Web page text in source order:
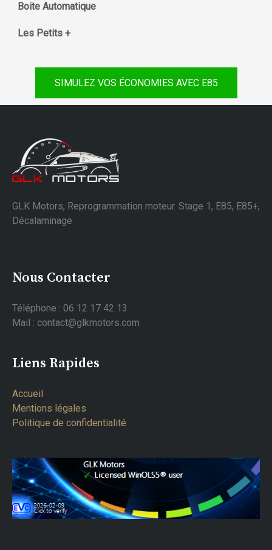
Boite Automatique
Les Petits +
SIMULEZ VOS ÉCONOMIES AVEC E85
GLK Motors, Reprogrammation moteur. Stage 1, E85, E85+,
Décalaminage
Nous Contacter
Téléphone : 06 12 17 42 13
Mail : contact@glkmotors.com
Liens Rapides
Accueil
Mentions légales
Politique de confidentialité